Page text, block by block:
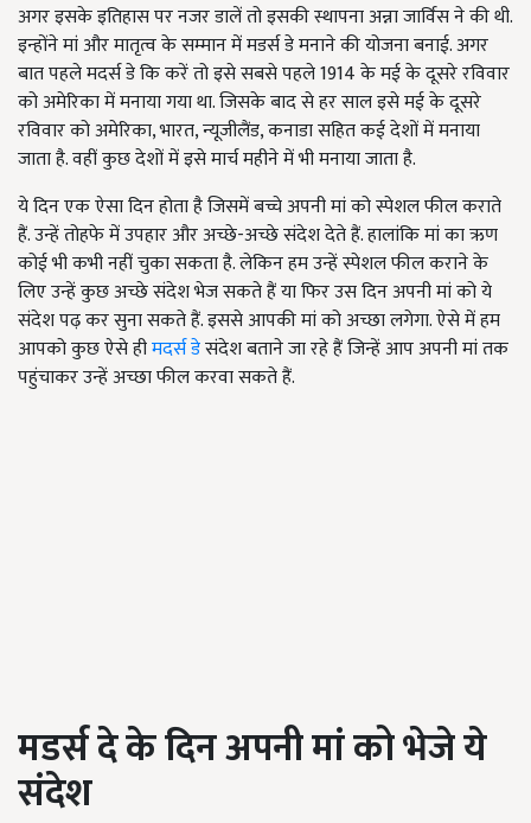
अगर इसके इतिहास पर नजर डालें तो इसकी स्थापना अन्ना जार्विस ने की थी.
इन्होंने मां और मातृत्व के सम्मान में मडर्स डे मनाने की योजना बनाई. अगर
बात पहले मदर्स डे कि करें तो इसे सबसे पहले 1914 के मई के दूसरे रविवार
को अमेरिका में मनाया गया था. जिसके बाद से हर साल इसे मई के दूसरे
रविवार को अमेरिका, भारत, न्यूजीलैंड, कनाडा सहित कई देशों में मनाया
जाता है. वहीं कुछ देशों में इसे मार्च महीने में भी मनाया जाता है.
ये दिन एक ऐसा दिन होता है जिसमें बच्चे अपनी मां को स्पेशल फील कराते
हैं. उन्हें तोहफे में उपहार और अच्छे-अच्छे संदेश देते हैं. हालांकि मां का ऋण
कोई भी कभी नहीं चुका सकता है. लेकिन हम उन्हें स्पेशल फील कराने के
लिए उन्हें कुछ अच्छे संदेश भेज सकते हैं या फिर उस दिन अपनी मां को ये
संदेश पढ़ कर सुना सकते हैं. इससे आपकी मां को अच्छा लगेगा. ऐसे में हम
आपको कुछ ऐसे हीमदर्स डेसंदेश बताने जा रहे हैं जिन्हें आप अपनी मां तक
पहुंचाकर उन्हें अच्छा फील करवा सकते हैं.
मडर्स दे के दिन अपनी मां को भेजे ये
संदेश